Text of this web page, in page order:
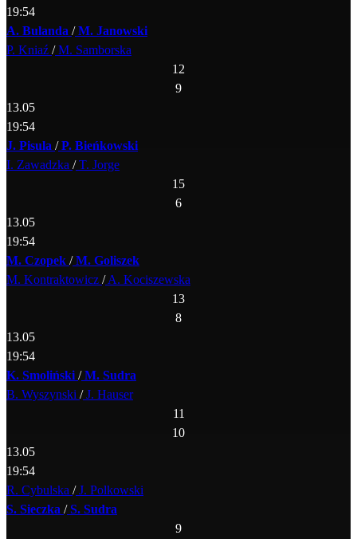
19:54
A. Bulanda /M. Janowski
P. Kniaź /M. Samborska
12
9
13.05
19:54
J. Pisula /P. Bieńkowski
I. Zawadzka /T. Jorge
15
6
13.05
19:54
M. Czopek /M. Goliszek
M. Kontraktowicz /A. Kociszewska
13
8
13.05
19:54
K. Smoliński /M. Sudra
B. Wyszynski /J. Hauser
11
10
13.05
19:54
R. Cybulska /J. Polkowski
S. Sieczka /S. Sudra
9